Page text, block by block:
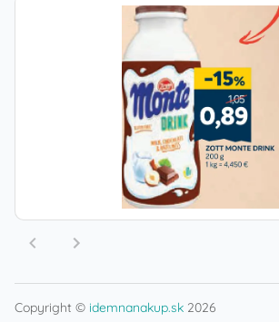
Copyright © idemnanakup.sk 2026